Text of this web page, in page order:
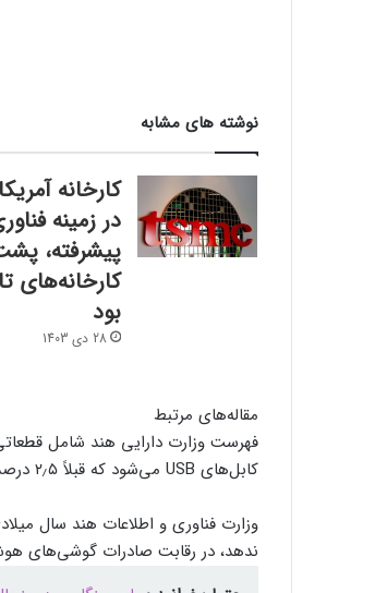
نوشته های مشابه
در زمینه
پیشرفته،
کارخانه‌های
بود
28 دی 1403
مقاله‌های مرتبط
فهرست وزارت دارایی هند شامل
کابل‌های USB می‌شود که قبلاً ۲٫۵ درصد مالیات بر آن‌ها وضع شده بود.
وزارت فناوری و اطلاعات هند سال
ندهد، در رقابت صادرات گوشی‌های